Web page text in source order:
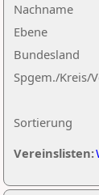
Nachname
Ebene
Sortierung
Bundesland
Spgem./Kreis/
Vereinslisten: